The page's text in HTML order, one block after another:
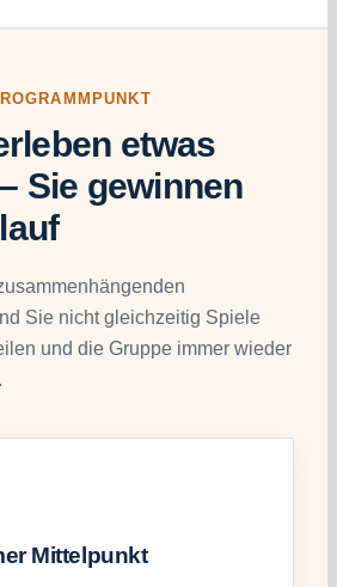
etwas
Sie gewinnen
Sie nicht gleichzeitig Spiele
und die Gruppe immer wieder
Mittelpunkt